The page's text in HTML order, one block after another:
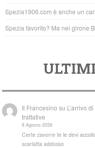
k
Spezia1906.com è anche un
Spezia favorito? Ma nel girone
Il Francesino su L’arrivo
trattative
8 Agosto 2026
Certe zavorre te le devi
scarlatta addosso